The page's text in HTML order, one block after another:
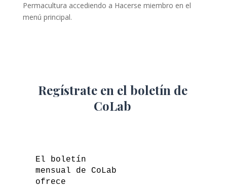
Permacultura accediendo a Hacerse miembro en el
menú principal.
Regístrate en el boletín de
CoLab
El boletín
mensual de CoLab
ofrece